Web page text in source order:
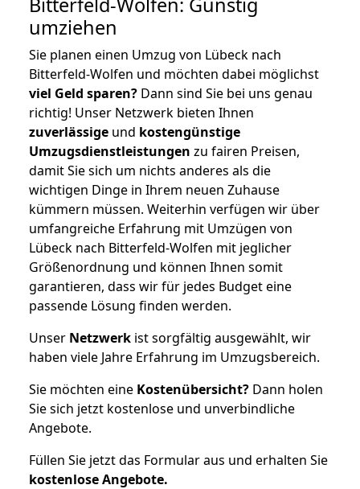
umziehen
Sie planen einen Umzug von Lübeck nach
Bitterfeld-Wolfen und möchten dabei möglichst
viel Geld sparen? Dann sind Sie bei uns genau
richtig! Unser Netzwerk bieten Ihnen
zuverlässige und kostengünstige
Umzugsdienstleistungen zu fairen Preisen,
damit Sie sich um nichts anderes als die
wichtigen Dinge in Ihrem neuen Zuhause
kümmern müssen. Weiterhin verfügen wir über
umfangreiche Erfahrung mit Umzügen von
Lübeck nach Bitterfeld-Wolfen mit jeglicher
Größenordnung und können Ihnen somit
garantieren, dass wir für jedes Budget eine
passende Lösung finden werden.
Unser Netzwerk ist sorgfältig ausgewählt, wir
haben viele Jahre Erfahrung im Umzugsbereich.
Sie möchten eine Kostenübersicht? Dann holen
Sie sich jetzt kostenlose und unverbindliche
Angebote.
Füllen Sie jetzt das Formular aus und erhalten Sie
kostenloseAngebote.